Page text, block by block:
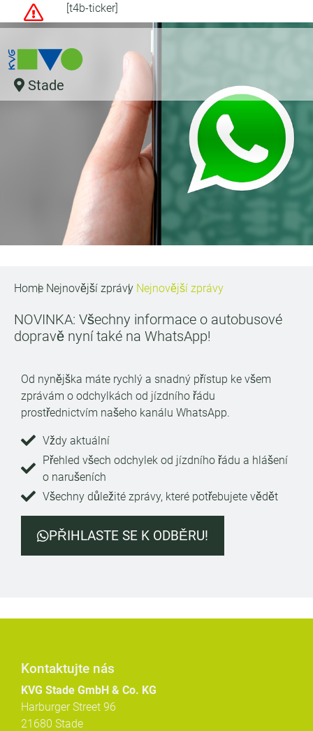
[t4b-ticker]
Stade
Home Nejnovější zprávy Nejnovější zprávy
NOVINKA: Všechny informace o autobusové
dopravě nyní také na WhatsApp!
Od nynějška máte rychlý a snadný přístup ke všem
zprávám o odchylkách od jízdního řádu
prostřednictvím našeho kanálu WhatsApp.
Vždy aktuální
Přehled všech odchylek od jízdního řádu a hlášení
o narušeních
Všechny důležité zprávy, které potřebujete vědět
PŘIHLASTE SE K ODBĚRU!
Kontaktujte nás
KVG Stade GmbH & Co. KG
Harburger Street 96
21680 Stade